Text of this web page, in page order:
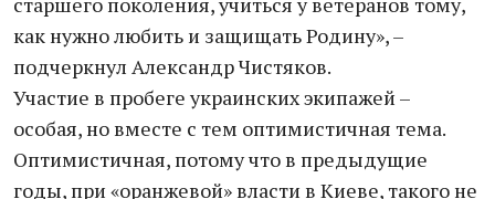
как нужно любить и защищать Родину», –
подчеркнул Александр Чистяков.
Участие в пробеге украинских экипажей –
особая, но вместе с тем оптимистичная тема.
Оптимистичная, потому что в предыдущие
годы, при «оранжевой» власти в Киеве, такого не